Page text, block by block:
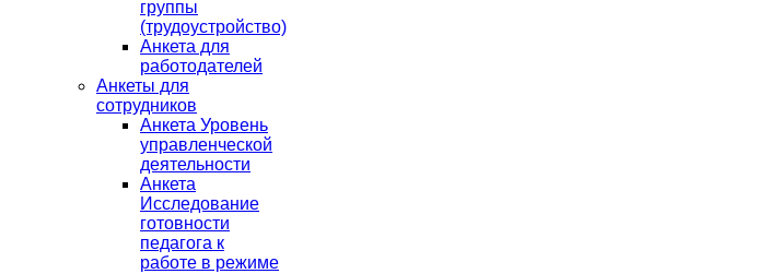
группы
(трудоустройство)
Анкета для
работодателей
Анкеты для
сотрудников
Анкета Уровень
управленческой
деятельности
Анкета
Исследование
готовности
педагога к
работе в режиме